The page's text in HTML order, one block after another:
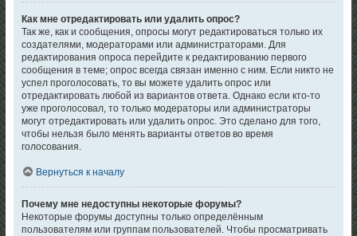
Как мне отредактировать или удалить опрос?
Так же, как и сообщения, опросы могут редактироваться только их
создателями, модераторами или администраторами. Для
редактирования опроса перейдите к редактированию первого
сообщения в теме; опрос всегда связан именно с ним. Если никто не
успел проголосовать, то вы можете удалить опрос или
отредактировать любой из вариантов ответа. Однако если кто-то
уже проголосовал, то только модераторы или администраторы
могут отредактировать или удалить опрос. Это сделано для того,
чтобы нельзя было менять варианты ответов во время
голосования.
Вернуться к началу
Почему мне недоступны некоторые форумы?
Некоторые форумы доступны только определённым
пользователям или группам пользователей. Чтобы просматривать